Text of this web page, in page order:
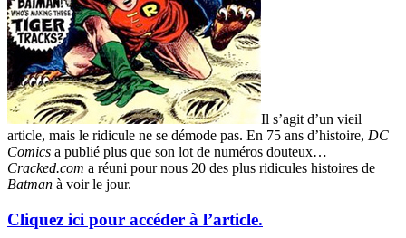
Il s’agit d’un vieil
article, mais le ridicule ne se démode pas. En 75 ans d’histoire, DC
Comics a publié plus que son lot de numéros douteux…
Cracked.com a réuni pour nous 20 des plus ridicules histoires de
Batman à voir le jour.
Cliquez ici pour accéder à l’article.